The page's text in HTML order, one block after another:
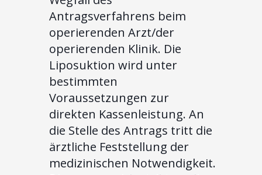
Antragsverfahrens beim
operierenden Arzt/der
operierenden Klinik. Die
Liposuktion wird unter
bestimmten
Voraussetzungen zur
direkten Kassenleistung. An
die Stelle des Antrags tritt die
ärztliche Feststellung der
medizinischen Notwendigkeit.